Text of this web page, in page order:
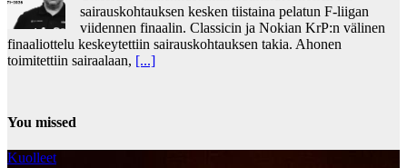
sairauskohtauksen kesken tiistaina pelatun F-liigan
viidennen finaalin. Classicin ja Nokian KrP:n välinen
finaaliottelu keskeytettiin sairauskohtauksen takia. Ahonen
toimitettiin sairaalaan, [...]
You missed
Kuolleet